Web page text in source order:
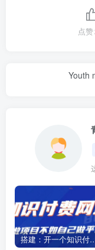
点赞
Youth
搭建：开一个知识付费资